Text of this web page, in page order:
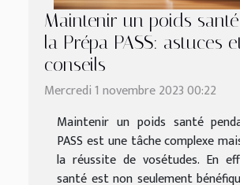
Maintenir un poids
la Prépa PASS: astuces
conseils
Mercredi 1 novembre 2023 00:22
Maintenir un poids santé
PASS est une tâche complexe
la réussite de vosétudes. En
santé est non seulement